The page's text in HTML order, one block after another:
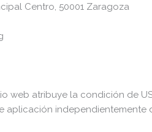
Centro, 50001 Zaragoza
web atribuye la condición de
aplicación